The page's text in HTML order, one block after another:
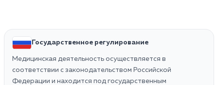
Государственное регулирование
Медицинская деятельность осуществляется в
соответствии с законодательством Российской
Федерации и находится под государственным